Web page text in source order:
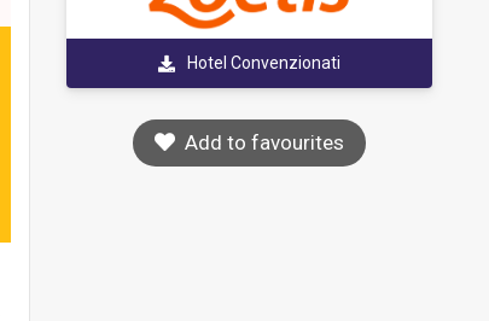
Hotel Convenzionati
Add to favourites